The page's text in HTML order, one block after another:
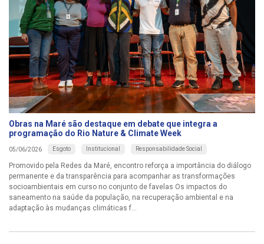
Obras na Maré são destaque em debate que integra a
programação do Rio Nature & Climate Week
05/06/2026 Esgoto Institucional Responsabilidade Social
Promovido pela Redes da Maré, encontro reforça a importância do diálogo
permanente e da transparência para acompanhar as transformações
socioambientais em curso no conjunto de favelas Os impactos do
saneamento na saúde da população, na recuperação ambiental e na
adaptação às mudanças climáticas f...